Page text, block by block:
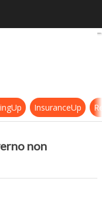
4.0 il governo
InsuranceUp
non